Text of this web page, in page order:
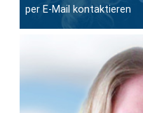
per E-Mail kontaktieren